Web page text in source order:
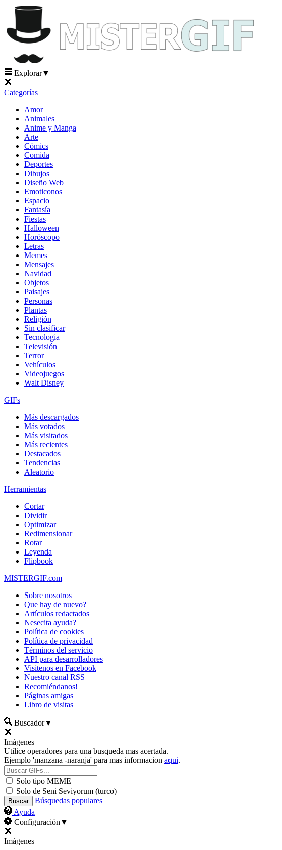
Explorar▼
Categorías
Amor
Animales
Anime y Manga
Arte
Cómics
Comida
Deportes
Dibujos
Diseño Web
Emoticonos
Espacio
Fantasía
Fiestas
Halloween
Horóscopo
Letras
Memes
Mensajes
Navidad
Objetos
Paisajes
Personas
Plantas
Religión
Sin clasificar
Tecnologia
Televisión
Terror
Vehículos
Videojuegos
Walt Disney
GIFs
Más descargados
Más votados
Más visitados
Más recientes
Destacados
Tendencias
Aleatorio
Herramientas
Cortar
Dividir
Optimizar
Redimensionar
Rotar
Leyenda
Flipbook
MISTERGIF.com
Sobre nosotros
Que hay de nuevo?
Artículos redactados
Nesecita ayuda?
Política de cookies
Política de privacidad
Términos del servicio
API para desarrolladores
Visitenos en Facebook
Nuestro canal RSS
Recomiéndanos!
Páginas amigas
Libro de visitas
Buscador▼
Imágenes
Utilice operadores para una busqueda mas acertada.
Ejemplo 'manzana -naranja' para mas informacion aqui.
Solo tipo MEME
Solo de Seni Seviyorum (turco)
Búsquedas populares
Ayuda
Configuración ▼
Imágenes